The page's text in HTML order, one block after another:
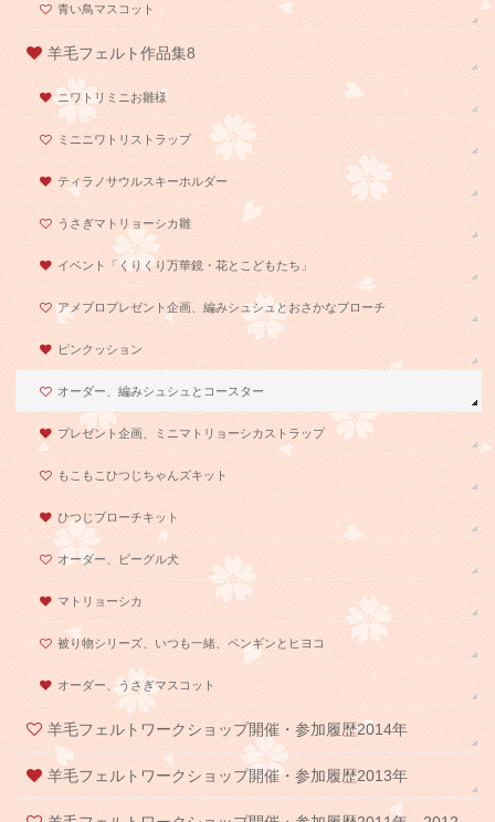
青い鳥マスコット
羊毛フェルト作品集8
ニワトリミニお雛様
ミニニワトリストラップ
ティラノサウルスキーホルダー
うさぎマトリョーシカ雛
イベント「くりくり万華鏡・花とこどもたち」
アメブロプレゼント企画、編みシュシュとおさかなブローチ
ピンクッション
オーダー、編みシュシュとコースター
プレゼント企画、ミニマトリョーシカストラップ
もこもこひつじちゃんズキット
ひつじブローチキット
オーダー、ビーグル犬
マトリョーシカ
被り物シリーズ、いつも一緒、ペンギンとヒヨコ
オーダー、うさぎマスコット
羊毛フェルトワークショップ開催・参加履歴2014年
羊毛フェルトワークショップ開催・参加履歴2013年